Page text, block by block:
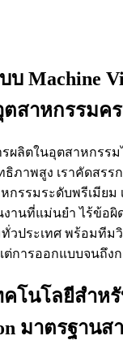
บ Machine
สาหกรรมค
ผลิตในอุตสาหกรรม
ธิภาพสูง เราคัดสรร
กรรมระดับพรีเมียม
านที่แม่นยำ ไร้ข้อผิ
วประเทศ พร้อมทีม
การออกแบบจนถึง
โนโลยีสำห
มาตรฐานส